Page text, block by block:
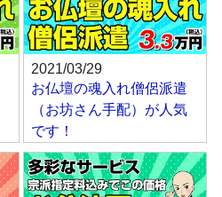
2021/03/29
お仏壇の魂入れ僧侶派遣
（お坊さん手配）が人気
です！